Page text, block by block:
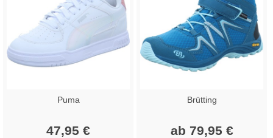
Puma
47,95 €
Brütting
ab 79,95 €